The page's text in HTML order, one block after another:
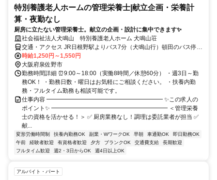
特別養護老人ホームの管理栄養士|献立企画・栄養計
算・夜勤なし
厨房に立たない管理栄養士。献立の企画・設計に集中できます✨
社会福祉法人犬鳴山 特別養護老人ホーム 犬鳴山荘
交通・アクセス JR日根野駅よりバス7分（犬鳴山行）頓田のバス停下
車 徒歩3分
時給1,250円～1,550円
大阪府泉佐野市
勤務時間詳細 ⏰9:00～18:00（実働8時間／休憩60分） ・週3日～勤
務OK！ ・勤務日数・曜日はお気軽にご相談ください。 ・扶養内勤
務・フルタイム勤務も相談可能です。
仕事内容 ━━━━━━━━━━━━━━━━━━━━ ✨この求人の
ポイント✨ ━━━━━━━━━━━━━━━━━━━━ ＜管理栄養
士の資格を活かせる！＞ ✅ 厨房業務なし！調理は委託業者が担当 ✅
献...
変形労働時間制 扶養内勤務OK 副業・WワークOK 早朝 車通勤OK
即日勤務OK
午前
経験者歓迎 有資格者歓迎 夕方 ブランクOK 交通費支給
長期歓迎
フルタイム歓迎
週2・3日からOK 週4日以上OK
アルバイト・パート